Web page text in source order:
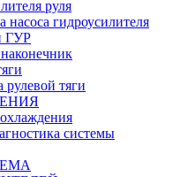
руля
насоса гидроусилителя
ГУР
тяги
системы